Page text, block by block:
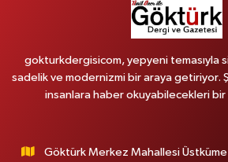
gokturkdergisicom, yepyeni temasıyla
sadelik ve modernizmi bir araya getiriyor.
insanlara haber okuyabilecekleri bir
Göktürk Merkez Mahallesi